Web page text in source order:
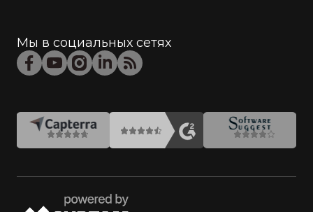
Мы в социальных сетях